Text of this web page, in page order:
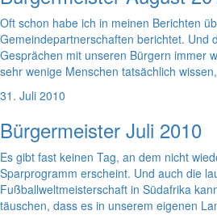
Oft schon habe ich in meinen Berichten
Gemeindepartnerschaften berichtet. Und
Gesprächen mit unseren Bürgern immer
sehr wenige Menschen tatsächlich
31. Juli 2010
Bürgermeister Juli 2010
Es gibt fast keinen Tag, an dem nicht
Sparprogramm erscheint. Und auch die
Fußballweltmeisterschaft in Südafrika
täuschen, dass es in unserem eigenen